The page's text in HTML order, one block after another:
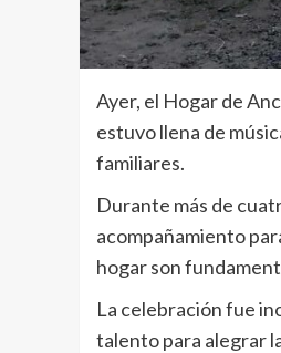
Ayer, el Hogar de
estuvo llena de
familiares.
Durante más de
acompañamiento
hogar son
La celebración fue
talento para alegrar